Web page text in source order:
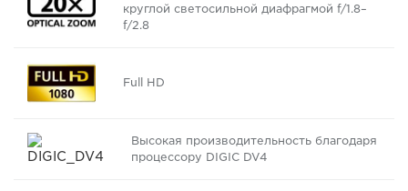
круглой светосильной диафрагмой f/1.8–
f/2.8
Full HD
Высокая производительность благодаря
процессору DIGIC DV4